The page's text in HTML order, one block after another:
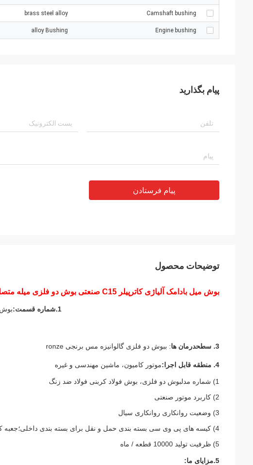
Camshaft bushing
brass steel alloy
Engine bushing
alloy Bushing
پیام بگذارید
پیام فرستادن
توضیحات محصول
بوش میل بادامک آلیاژی کاترپیلر C15 صنعتی بوش دو فلزی میله متصل
1. شماره قسمت:بوش
3. سطح درمان ها: ببوش دو فلزی گالوانیزه مس برنجی ronze
4. منطقه قابل اجرا: موتور کامیون، ماشین مهندسی و غیره
1) شماره مدلبوش دو فلزی، بوش فولاد کربنی فولاد ضد زنگ
2) کاربرد موتور صنعتی
3) وضعیت روانکاری روانکاری سیال
4) کیسه های پی وی سی بسته بندی حمل و نقل برای بسته بندی داخلی؛جعبه کارتن و پالت
5) ظرفیت تولید 10000 قطعه / ماه
5. مزایای ما: